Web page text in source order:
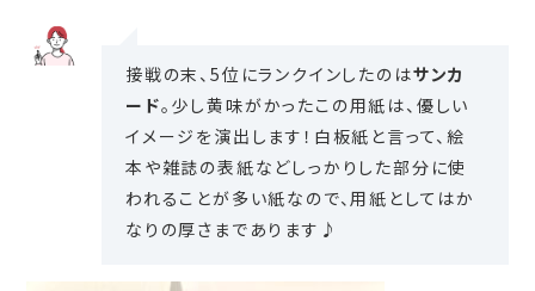
接戦の末、5位にランクインしたのはサンカ
ード。少し黄味がかったこの用紙は、優しい
イメージを演出します！白板紙と言って、絵
本や雑誌の表紙などしっかりした部分に使
われることが多い紙なので、用紙としてはか
なりの厚さまであります♪